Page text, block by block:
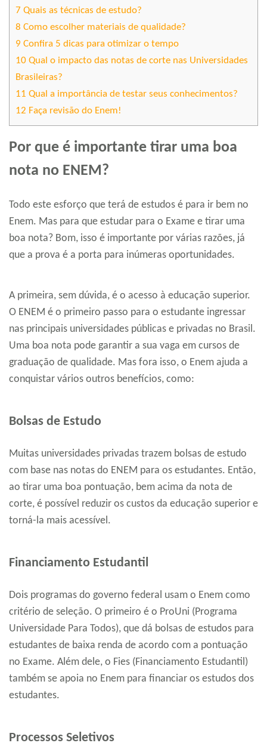
7 Quais as técnicas de estudo?
8 Como escolher materiais de qualidade?
9 Confira 5 dicas para otimizar o tempo
10 Qual o impacto das notas de corte nas Universidades
Brasileiras?
11 Qual a importância de testar seus conhecimentos?
12 Faça revisão do Enem!
Por que é importante tirar uma boa
nota no ENEM?
Todo este esforço que terá de estudos é para ir bem no
Enem. Mas para que estudar para o Exame e tirar uma
boa nota? Bom, isso é importante por várias razões, já
que a prova é a porta para inúmeras oportunidades.
A primeira, sem dúvida, é o acesso à educação superior.
O ENEM é o primeiro passo para o estudante ingressar
nas principais universidades públicas e privadas no Brasil.
Uma boa nota pode garantir a sua vaga em cursos de
graduação de qualidade. Mas fora isso, o Enem ajuda a
conquistar vários outros benefícios, como:
Bolsas de Estudo
Muitas universidades privadas trazem bolsas de estudo
com base nas notas do ENEM para os estudantes. Então,
ao tirar uma boa pontuação, bem acima da nota de
corte, é possível reduzir os custos da educação superior e
torná-la mais acessível.
Financiamento Estudantil
Dois programas do governo federal usam o Enem como
critério de seleção. O primeiro é o ProUni (Programa
Universidade Para Todos), que dá bolsas de estudos para
estudantes de baixa renda de acordo com a pontuação
no Exame. Além dele, o Fies (Financiamento Estudantil)
também se apoia no Enem para financiar os estudos dos
estudantes.
Processos Seletivos